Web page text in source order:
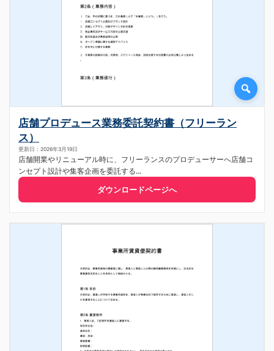
店舗プロデュース業務委託契約書（フリーラン
ス）
更新日：2026年3月19日
店舗開業やリニューアル時に、フリーランスのプロデューサーへ店舗コ
ンセプト設計や集客企画を委託する...
ダウンロードページへ